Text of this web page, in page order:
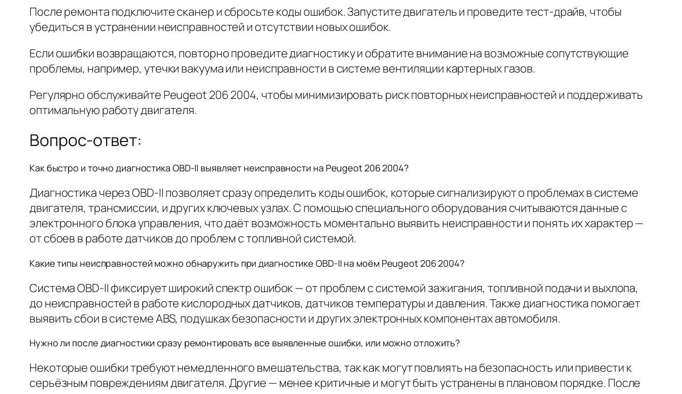
После ремонта подключите сканер и сбросьте коды ошибок. Запустите двигатель и проведите тест-драйв, чтобы
убедиться в устранении неисправностей и отсутствии новых ошибок.
Если ошибки возвращаются, повторно проведите диагностику и обратите внимание на возможные сопутствующие
проблемы, например, утечки вакуума или неисправности в системе вентиляции картерных газов.
Регулярно обслуживайте Peugeot 206 2004, чтобы минимизировать риск повторных неисправностей и поддерживать
оптимальную работу двигателя.
Вопрос-ответ:
Как быстро и точно диагностика OBD-II выявляет неисправности на Peugeot 206 2004?
Диагностика через OBD-II позволяет сразу определить коды ошибок, которые сигнализируют о проблемах в системе
двигателя, трансмиссии, и других ключевых узлах. С помощью специального оборудования считываются данные с
электронного блока управления, что даёт возможность моментально выявить неисправности и понять их характер —
от сбоев в работе датчиков до проблем с топливной системой.
Какие типы неисправностей можно обнаружить при диагностике OBD-II на моём Peugeot 206 2004?
Система OBD-II фиксирует широкий спектр ошибок — от проблем с системой зажигания, топливной подачи и выхлопа,
до неисправностей в работе кислородных датчиков, датчиков температуры и давления. Также диагностика помогает
выявить сбои в системе ABS, подушках безопасности и других электронных компонентах автомобиля.
Нужно ли после диагностики сразу ремонтировать все выявленные ошибки, или можно отложить?
Некоторые ошибки требуют немедленного вмешательства, так как могут повлиять на безопасность или привести к
серьёзным повреждениям двигателя. Другие — менее критичные и могут быть устранены в плановом порядке. После